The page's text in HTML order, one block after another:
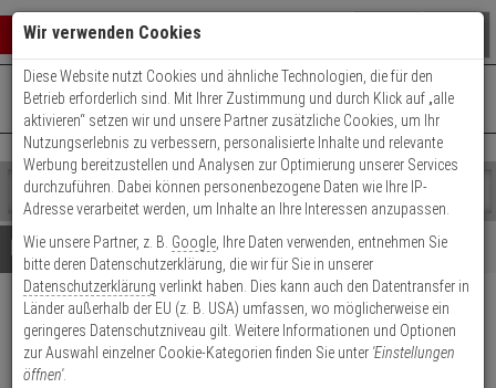
Warenkorb schließen
0 ARTIKEL IM WARENKORB
Ihr Warenkorb ist momentan leer.
Ergebnisse ()
Fertig
Shop
durchsuchen
Bitte
geben
Sie
mindestens
Zeichen
ein,
um
Es
wurde
noch
Kategorien
Suche
gestartet
+49 (0)821 899 493-0Mo. - Do.: 8:00 - 16:30 | Fr.: 8:00 - 14:00 Uhr
Kontaktservice nutzen
Details Beratung
Hanwha SBP-300CMW1
Deckenhalterung, Aluminium weiß
Wir verwenden Cookies
Diese Website nutzt Cookies und ähnliche Technologien, die für den
Betrieb erforderlich sind. Mit Ihrer Zustimmung und durch Klick auf „alle
aktivieren“ setzen wir und unsere Partner zusätzliche Cookies, um Ihr
Nutzungserlebnis zu verbessern, personalisierte Inhalte und relevante
Werbung bereitzustellen und Analysen zur Optimierung unserer Services
durchzuführen. Dabei können personenbezogene Daten wie Ihre IP-
Adresse verarbeitet werden, um Inhalte an Ihre Interessen anzupassen.
Wie unsere Partner, z. B. Google , Ihre Daten verwenden, entnehmen Sie
bitte deren Datenschutzerklärung, die wir für Sie in unserer
Datenschutzerklärung verlinkt haben. Dies kann auch den Datentransfer in
Länder außerhalb der EU (z. B. USA) umfassen, wo möglicherweise ein
geringeres Datenschutzniveau gilt. Weitere Informationen und Optionen
zur Auswahl einzelner Cookie-Kategorien finden Sie unter 'Einstellungen
öffnen'.